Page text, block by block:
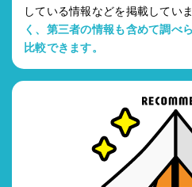
している情報などを掲載していま
く、第三者の情報も含めて調べ
比較できます。